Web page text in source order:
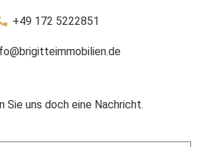
+49 172 5222851
Sie uns doch eine Nachricht.